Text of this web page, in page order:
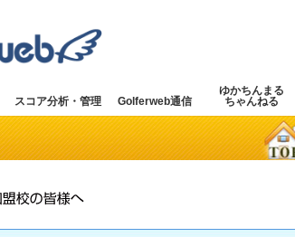
スコア分析・管理 Golferweb通信
ゆかちんまる
ちゃんねる